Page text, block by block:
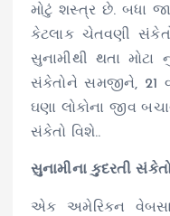
મોટું શસ્ત્ર છે. બધા
કેટલાક ચેતવણી
સુનામીથી થતા
સંકેતોને સમજીને, 21
ઘણા લોકોના જીવ
સંકેતો વિશે..
સુનામીના કુદરતી
એક અમેરિકન